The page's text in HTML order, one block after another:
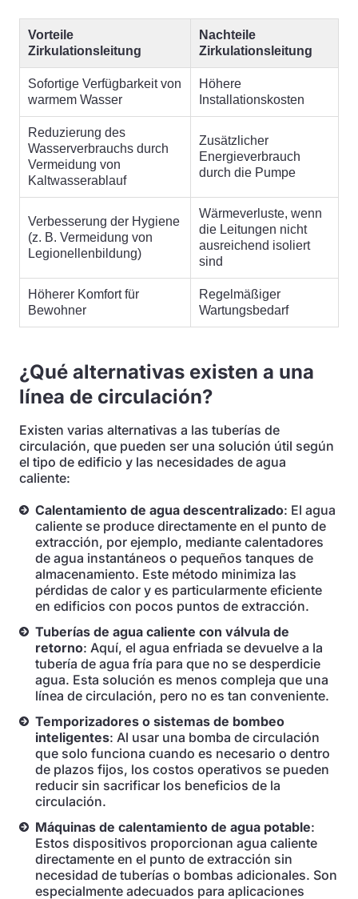
Vorteile
Zirkulationsleitung
Nachteile
Zirkulationsleitung
Sofortige Verfügbarkeit von
warmem Wasser
Höhere
Installationskosten
Reduzierung des
Wasserverbrauchs durch
Vermeidung von
Kaltwasserablauf
Zusätzlicher
Energieverbrauch
durch die Pumpe
Verbesserung der Hygiene
(z. B. Vermeidung von
Legionellenbildung)
Wärmeverluste, wenn
die Leitungen nicht
ausreichend isoliert
sind
Höherer Komfort für
Bewohner
Regelmäßiger
Wartungsbedarf
¿Qué alternativas existen a una
línea de circulación?
Existen varias alternativas a las tuberías de
circulación, que pueden ser una solución útil según
el tipo de edificio y las necesidades de agua
caliente:
Calentamiento de agua descentralizado: El agua
caliente se produce directamente en el punto de
extracción, por ejemplo, mediante calentadores
de agua instantáneos o pequeños tanques de
almacenamiento. Este método minimiza las
pérdidas de calor y es particularmente eficiente
en edificios con pocos puntos de extracción.
Tuberías de agua caliente con válvula de
retorno: Aquí, el agua enfriada se devuelve a la
tubería de agua fría para que no se desperdicie
agua. Esta solución es menos compleja que una
línea de circulación, pero no es tan conveniente.
Temporizadores o sistemas de bombeo
inteligentes: Al usar una bomba de circulación
que solo funciona cuando es necesario o dentro
de plazos fijos, los costos operativos se pueden
reducir sin sacrificar los beneficios de la
circulación.
Máquinas de calentamiento de agua potable:
Estos dispositivos proporcionan agua caliente
directamente en el punto de extracción sin
necesidad de tuberías o bombas adicionales. Son
especialmente adecuados para aplicaciones